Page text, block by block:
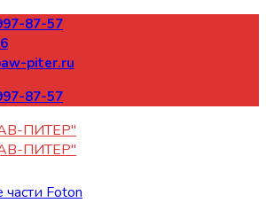
87-57
piter.ru
87-57
Foton